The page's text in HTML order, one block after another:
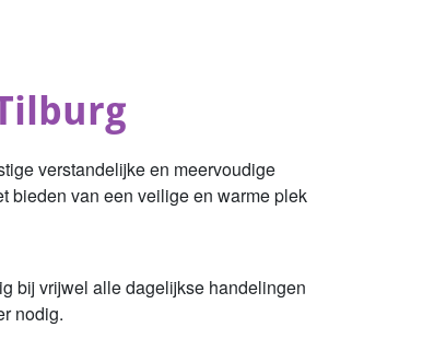
verstandelijke en meervoudige
bieden van een veilige en warme plek
bij vrijwel alle dagelijkse handelingen
nodig.